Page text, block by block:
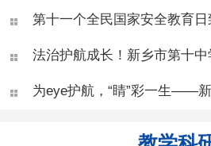
机、
肪
专家
第十一个全民国家安全教育日致学生
法治护航成长！新乡市第十中学扎实开展秋
为eye护航，“睛”彩一生——新乡市第十中学健康